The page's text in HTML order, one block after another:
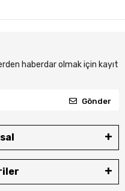
haberdar olmak için kayıt
Gönder